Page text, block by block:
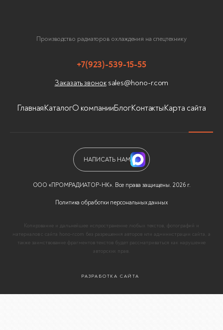
Производство радиаторов охлаждения на спецтехнику
ГлавнаяКаталогО компанииБлогКонтактыКарта сайта
+7(923)-539-15-55
Заказать звонок sales@hono-r.com
ООО «ПРОМРАДИАТОР-НК». Все права защищены. 2026 г.
Политика обработки персональных данных
НАПИСАТЬ НАМ
Копирование и дальнейшее испространение любых текстов, фотографий и
материалов с сайта hono-r.com без разрешения авторов или администрации сайта, а
также заимствование фрагментов текстов будет рассматриваться как нарушение
авторских прав.
РАЗРАБОТКА САЙТА